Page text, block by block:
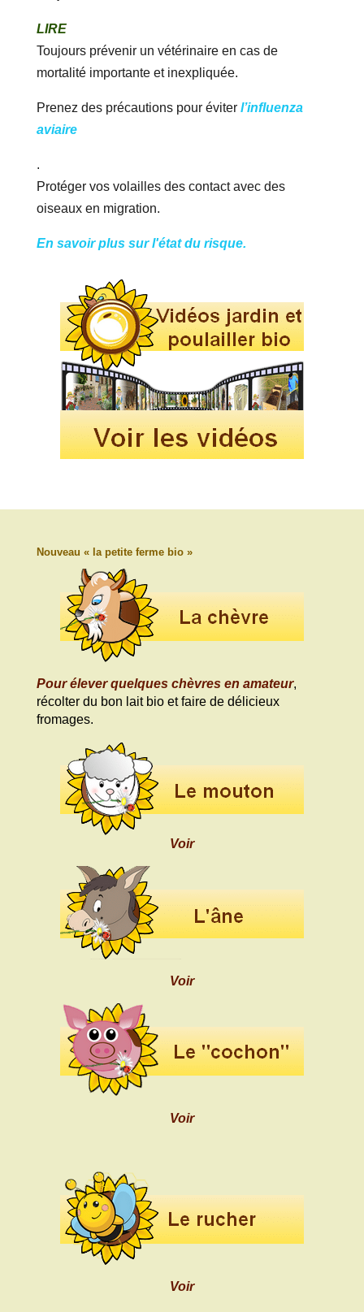
LIRE
Toujours prévenir un vétérinaire en cas de
mortalité importante et inexpliquée.
Prenez des précautions pour éviter l’influenza
aviaire
.
Protéger vos volailles des contact avec des
oiseaux en migration.
En savoir plus sur l'état du risque.
Nouveau « la petite ferme bio »
Pour élever quelques chèvres en amateur,
récolter du bon lait bio et faire de délicieux
fromages.
Voir
Voir
Voir
Voir